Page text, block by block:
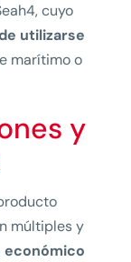
cuyo
utilizarse
marítimo o
y
múltiples y
económico